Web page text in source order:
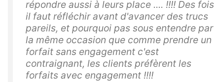
répondre aussi à leurs place .... !!!! Des fois
il faut réfléchir avant d'avancer des trucs
pareils, et pourquoi pas sous entendre par
la même occasion que comme prendre un
forfait sans engagement c'est
contraignant, les clients préfèrent les
forfaits avec engagement !!!!